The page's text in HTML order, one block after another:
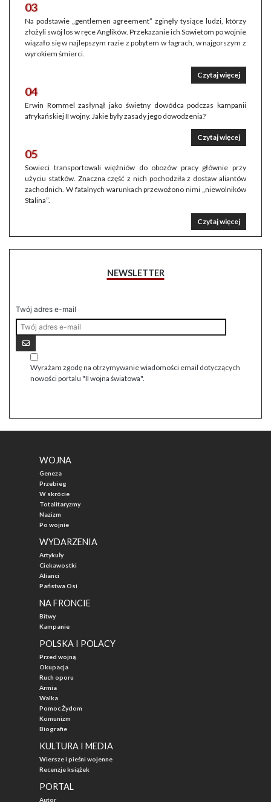
03
Na podstawie „gentlemen agreement” zginęły tysiące ludzi, którzy
złożyli swój los w ręce Anglików. Przekazanie ich Sowietom po wojnie
wiązało się w najlepszym razie z pobytem w łagrach, w najgorszym z
wyrokiem śmierci.
Czytaj więcej
04
Erwin Rommel zasłynął jako świetny dowódca podczas kampanii
afrykańskiej II wojny. Jakie były zasady jego dowodzenia?
Czytaj więcej
05
Sowieci transportowali więźniów do obozów pracy głównie przy
użyciu statków. Znaczna część z nich pochodziła z dostaw aliantów
zachodnich. W fatalnych warunkach przewożono nimi „niewolników
Stalina”.
Czytaj więcej
NEWSLETTER
Twój adres e-mail
Wyrażam zgodę na otrzymywanie wiadomości email dotyczących
nowości portalu "II wojna światowa".
WOJNA
Geneza
Przebieg
W skrócie
Totalitaryzmy
Nazizm
Po wojnie
WYDARZENIA
Artykuły
Ciekawostki
Alianci
Państwa Osi
NA FRONCIE
Bitwy
Kampanie
POLSKA I POLACY
Przed wojną
Okupacja
Ruch oporu
Armia
Walka
Pomoc Żydom
Komunizm
Biografie
KULTURA I MEDIA
Wiersze i pieśni wojenne
Recenzje książek
PORTAL
Autor